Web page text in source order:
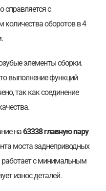
справляется с
количества оборотов в 4
элементы сборки.
выполнение функций
так как соединение
на63338 главную пару
моста заднеприводных
работает с минимальным
износ деталей.